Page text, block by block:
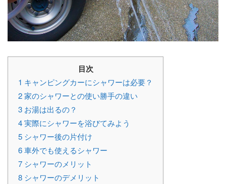
目次
1 キャンピングカーにシャワーは必要？
2家のシャワーとの使い勝手の違い
3 お湯は出るの？
4実際にシャワーを浴びてみよう
5 シャワー後の片付け
6車外でも使えるシャワー
7 シャワーのメリット
8 シャワーのデメリット